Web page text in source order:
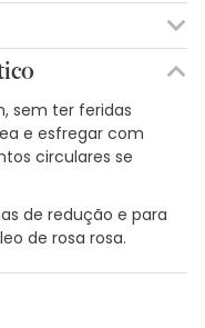
BUTILENO GLICOL.
PROCUMBENS
sem ter feridas
e esfregar com
circulares se
de redução e para
de rosa rosa.